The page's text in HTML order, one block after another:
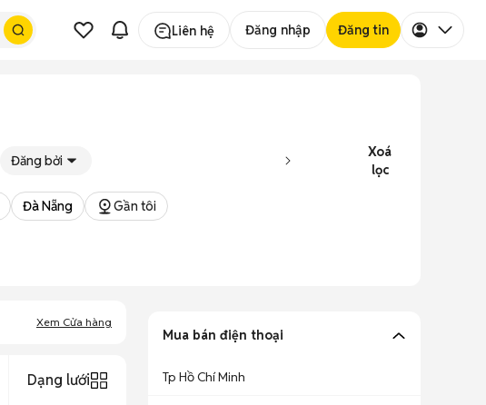
Liên hệ Đăng nhập Đăng tin
Đăng bởi
Xoá
lọc
Đà Nẵng Gần tôi
Xem Cửa hàng
Dạng lưới
Mua bán điện thoại
Tp Hồ Chí Minh